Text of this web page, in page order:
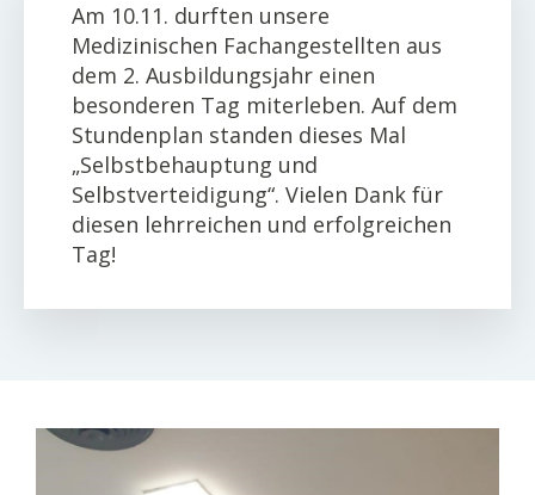
Am 10.11. durften unsere
Medizinischen Fachangestellten aus
dem 2. Ausbildungsjahr einen
besonderen Tag miterleben. Auf dem
Stundenplan standen dieses Mal
„Selbstbehauptung und
Selbstverteidigung“. Vielen Dank für
diesen lehrreichen und erfolgreichen
Tag!